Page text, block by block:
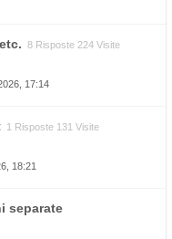
8 Risposte 224 Visite
17:14
1 Risposte 131 Visite
18:21
separate